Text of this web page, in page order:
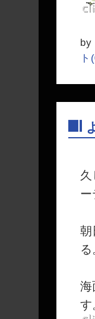
by
ト
久
ー
朝
る
海
す